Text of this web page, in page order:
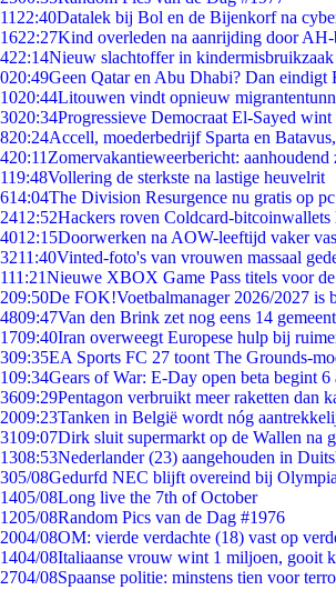
11 22:40Datalek bij Bol en de Bijenkorf na
1622:27Kind overleden na aanrijding door
422:14Nieuw slachtoffer in
020:49Geen Qatar en Abu Dhabi? Dan
1020:44Litouwen vindt opnieuw
3020:34Progressieve Democraat El-Sayed
820:24Accell, moederbedrijf Sparta en
420:11 Zomervakantieweerbericht: aanhoudend
119:48Vollering de sterkste na lastige heuvelrit
614:04The Division Resurgence nu gratis op pc
2412:52Hackers roven Coldcard-
4012:15Doorwerken na AOW-leeftijd vaker
3211:40Vinted-foto's van vrouwen massaal
111:21Nieuwe XBOX Game Pass titels voor
209:50De FOK!Voetbalmanager 2026/2027 is
4809:47Van den Brink zet nog eens 14
1709:40Iran overweegt Europese hulp bij
309:35EA Sports FC 27 toont The Grounds-
109:34Gears of War: E-Day open beta begint 6
3609:29Pentagon verbruikt meer raketten dan
2009:23Tanken in België wordt nóg
3109:07Dirk sluit supermarkt op de Wallen na
1308:53Nederlander (23) aangehouden in
305/08Gedurfd NEC blijft overeind bij
1405/08Long live the 7th of October
1205/08Random Pics van de Dag #1976
2004/08OM: vierde verdachte (18) vast op
1404/08Italiaanse vrouw wint 1 miljoen, gooit
2704/08Spaanse politie: minstens tien voor